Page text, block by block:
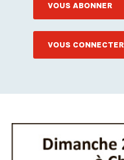
VOUS ABONNER
VOUS CONNECTER